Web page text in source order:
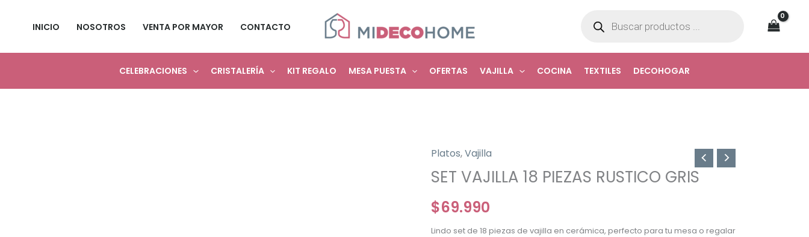
INICIO NOSOTROS VENTA POR MAYOR CONTACTO productos
CELEBRACIONES CRISTALERÍA KIT REGALO MESA PUESTA OFERTAS VAJILLA COCINA TEXTILES DECOHOGAR
Platos,Vajilla
SET VAJILLA 18 PIEZAS RUSTICO GRIS
$69.990
Lindo set de 18 piezas de vajilla en cerámica, perfecto para tu mesa o regalar